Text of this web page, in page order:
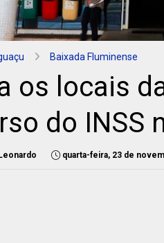
Baixada Fluminense
os locais
do INSS
quarta-feira, 23 de